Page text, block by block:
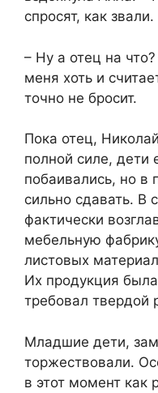
спросят, как звали.
– Ну а отец на
меня хоть и
точно не бросит.
Пока отец,
полной силе, дети
побаивались, но в
сильно сдавать. В
фактически
мебельную
листовых
Их продукция
требовал твердой
Младшие дети,
торжествовали.
в этот момент как